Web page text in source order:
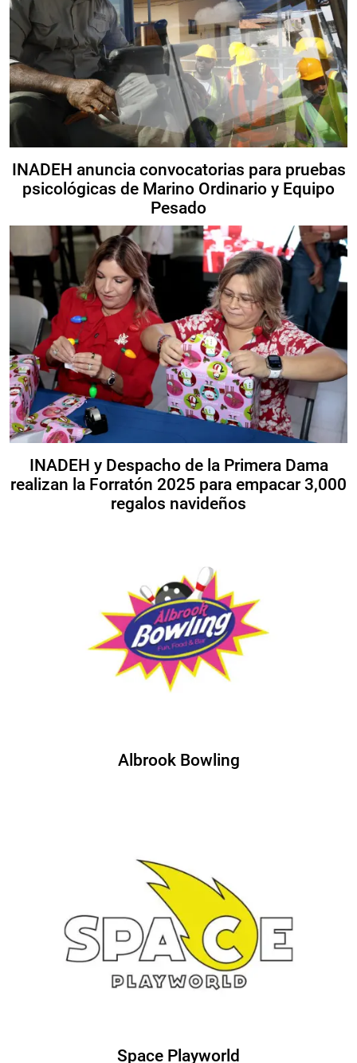
INADEH anuncia convocatorias para pruebas
psicológicas de Marino Ordinario y Equipo
Pesado
INADEH y Despacho de la Primera Dama
realizan la Forratón 2025 para empacar 3,000
regalos navideños
Albrook Bowling
Space Playworld